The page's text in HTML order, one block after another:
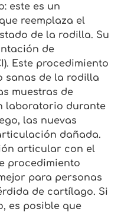
este es un
reemplaza el
de la rodilla. Su
de
Este procedimiento
sanas de la rodilla
muestras de
laboratorio durante
las nuevas
dañada.
articular con el
procedimiento
para personas
de cartílago. Si
es posible que